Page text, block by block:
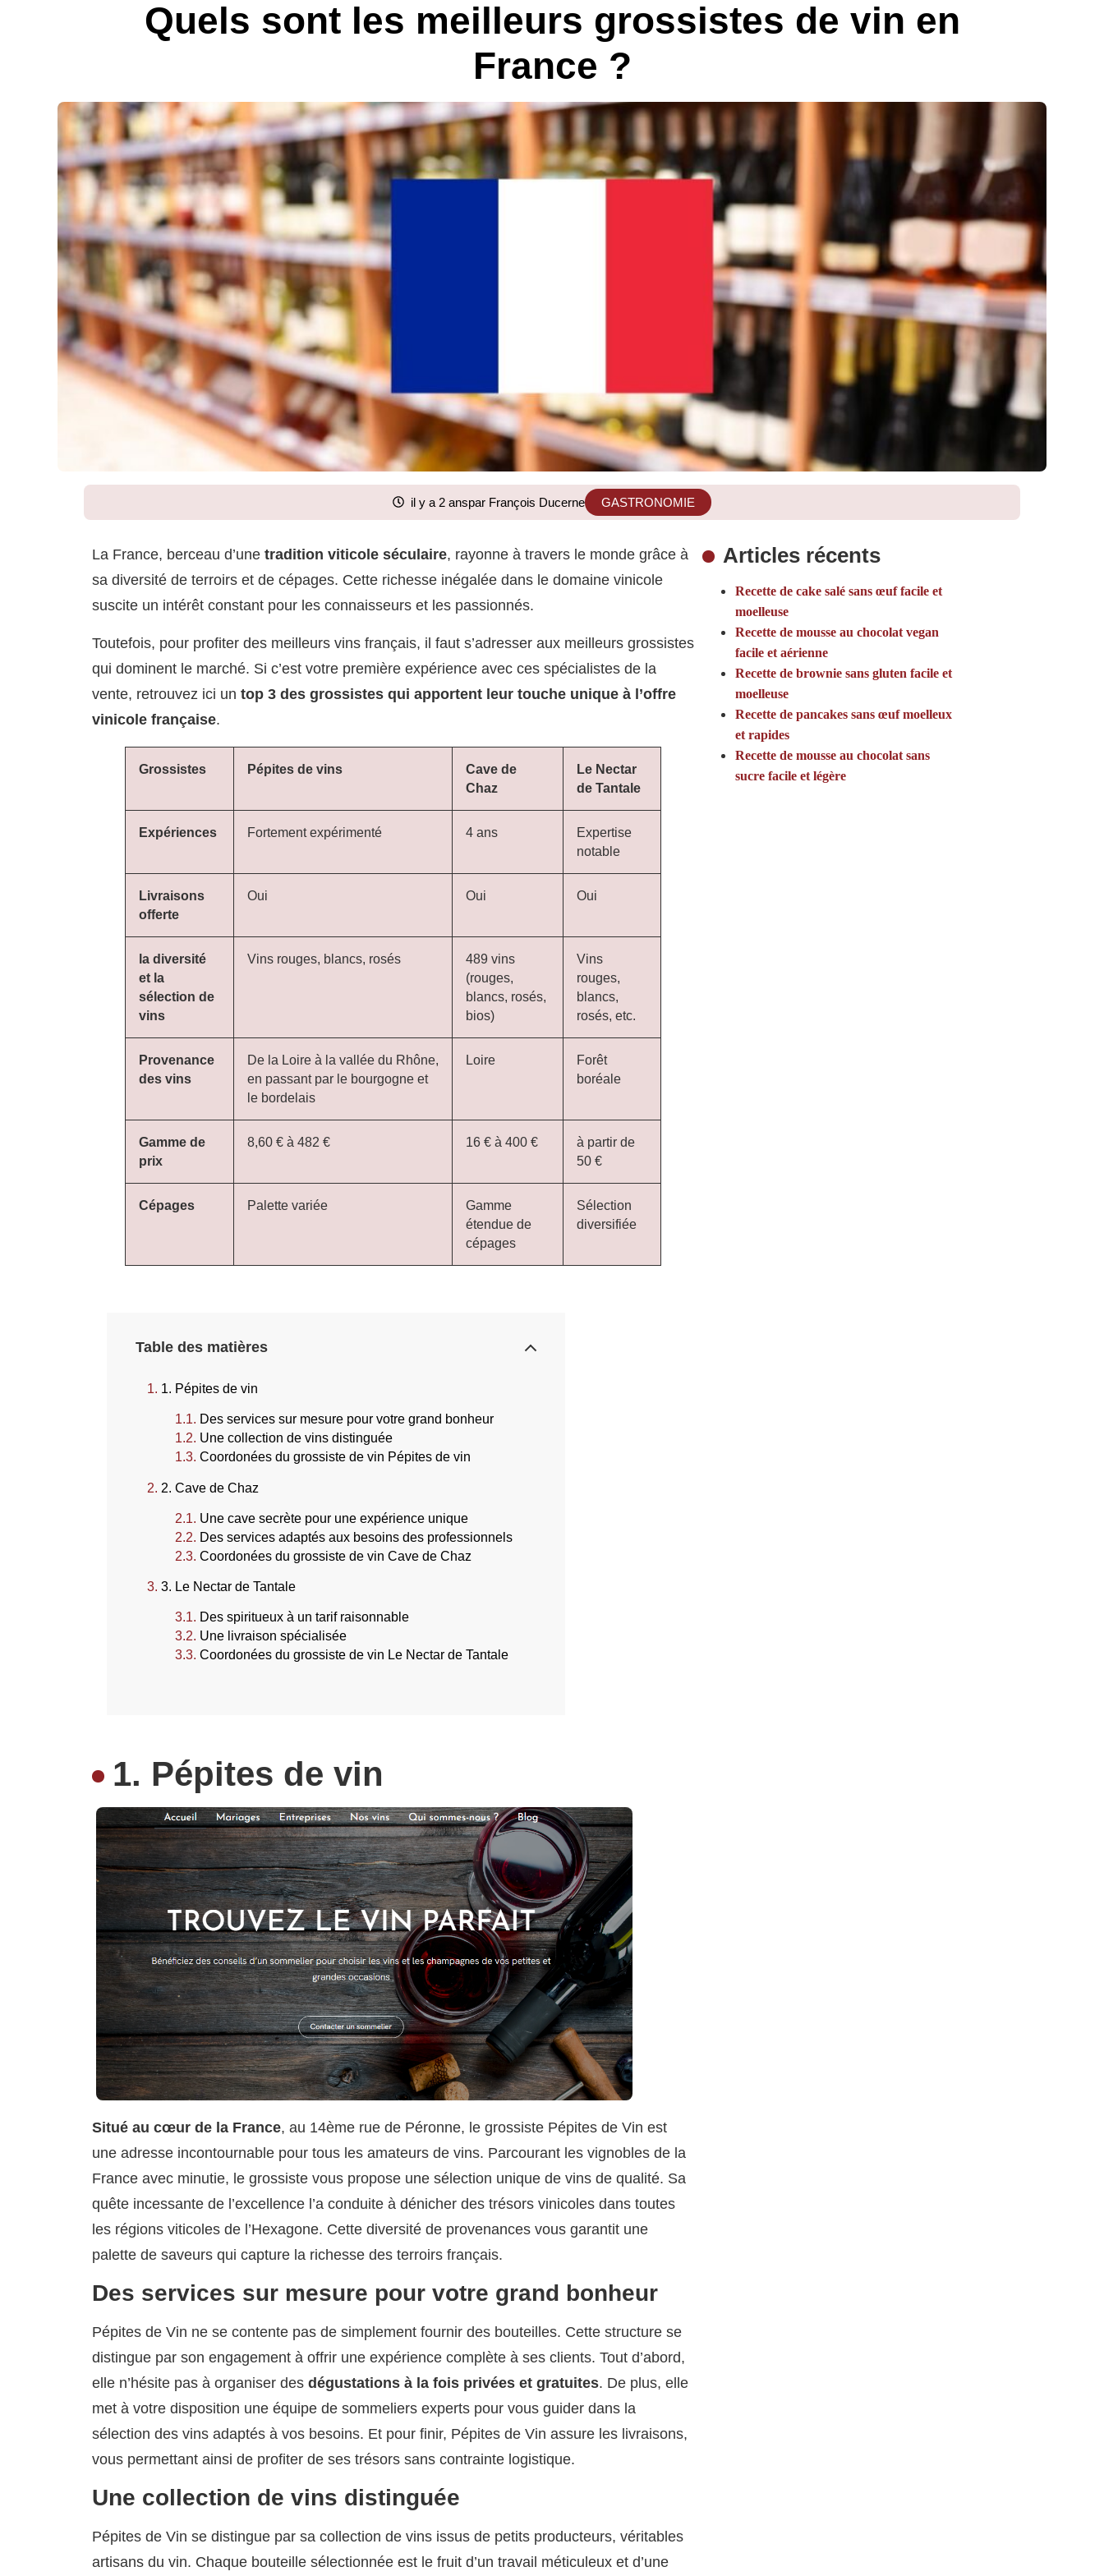
Quels sont les meilleurs grossistes de vin en
France ?
il y a 2 anspar François Ducerne GASTRONOMIE
La France, berceau d’une tradition viticole séculaire, rayonne à travers le monde grâce à
sa diversité de terroirs et de cépages. Cette richesse inégalée dans le domaine vinicole
suscite un intérêt constant pour les connaisseurs et les passionnés.
Toutefois, pour profiter des meilleurs vins français, il faut s’adresser aux meilleurs grossistes
qui dominent le marché. Si c’est votre première expérience avec ces spécialistes de la
vente, retrouvez ici un top 3 des grossistes qui apportent leur touche unique à l’offre
vinicole française.
Grossistes Pépites de vins
Cave de
Chaz
Le Nectar
de Tantale
Expériences Fortement expérimenté 4 ans
Expertise
notable
Livraisons
offerte
Oui Oui Oui
la diversité
et la
sélection de
vins
Vins rouges, blancs, rosés
489 vins
(rouges,
blancs, rosés,
bios)
Vins
rouges,
blancs,
rosés, etc.
Provenance
des vins
De la Loire à la vallée du Rhône,
en passant par le bourgogne et
le bordelais
Loire
Forêt
boréale
Gamme de
prix
8,60 € à 482 € 16 € à 400 €
à partir de
50 €
Cépages Palette variée
Gamme
étendue de
cépages
Sélection
diversifiée
Table des matières
1. Pépites de vin
Des services sur mesure pour votre grand bonheur
Une collection de vins distinguée
Coordonées du grossiste de vin Pépites de vin
2. Cave de Chaz
Une cave secrète pour une expérience unique
Des services adaptés aux besoins des professionnels
Coordonées du grossiste de vin Cave de Chaz
3. Le Nectar de Tantale
Des spiritueux à un tarif raisonnable
Une livraison spécialisée
Coordonées du grossiste de vin Le Nectar de Tantale
1. Pépites de vin
Situé au cœur de la France, au 14ème rue de Péronne, le grossiste Pépites de Vin est
une adresse incontournable pour tous les amateurs de vins. Parcourant les vignobles de la
France avec minutie, le grossiste vous propose une sélection unique de vins de qualité. Sa
quête incessante de l’excellence l’a conduite à dénicher des trésors vinicoles dans toutes
les régions viticoles de l’Hexagone. Cette diversité de provenances vous garantit une
palette de saveurs qui capture la richesse des terroirs français.
Des services sur mesure pour votre grand bonheur
Pépites de Vin ne se contente pas de simplement fournir des bouteilles. Cette structure se
distingue par son engagement à offrir une expérience complète à ses clients. Tout d’abord,
elle n’hésite pas à organiser des dégustations à la fois privées et gratuites. De plus, elle
met à votre disposition une équipe de sommeliers experts pour vous guider dans la
sélection des vins adaptés à vos besoins. Et pour finir, Pépites de Vin assure les livraisons,
vous permettant ainsi de profiter de ses trésors sans contrainte logistique.
Une collection de vins distinguée
Pépites de Vin se distingue par sa collection de vins issus de petits producteurs, véritables
artisans du vin. Chaque bouteille sélectionnée est le fruit d’un travail méticuleux et d’une
Articles récents
Recette de cake salé sans œuf facile et
moelleuse
Recette de mousse au chocolat vegan
facile et aérienne
Recette de brownie sans gluten facile et
moelleuse
Recette de pancakes sans œuf moelleux
et rapides
Recette de mousse au chocolat sans
sucre facile et légère